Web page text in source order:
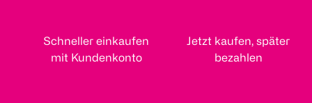
Schneller einkaufen
mit Kundenkonto
Jetzt kaufen, später
bezahlen